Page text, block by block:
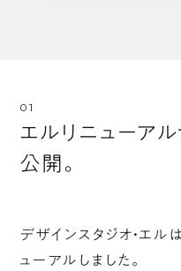
エルリニューア
公開。
デザインスタジオ・エル
ューアルしました。